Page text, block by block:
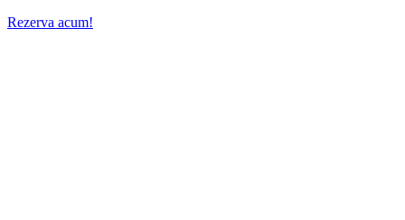
Rezerva acum!